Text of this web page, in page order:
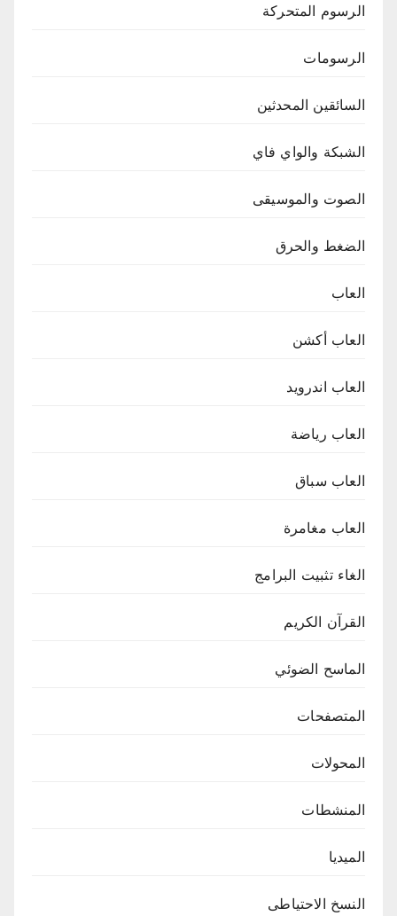
الرسوم المتحركة
الرسومات
السائقين المحدثين
الشبكة والواي فاي
الصوت والموسيقى
الضغط والحرق
العاب
العاب أكشن
العاب اندرويد
العاب رياضة
العاب سباق
العاب مغامرة
الغاء تثبيت البرامج
القرآن الكريم
الماسح الضوئي
المتصفحات
المحولات
المنشطات
الميديا
النسخ الاحتياطى